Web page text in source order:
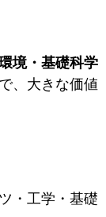
境・基礎科学
、大きな価値
・工学・基礎